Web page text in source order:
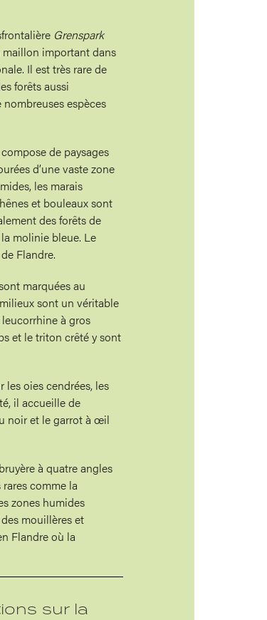
Grenspark
important dans
Il est très rare de
forêts aussi
espèces
de paysages
d’une vaste zone
les marais
et bouleaux sont
des forêts de
molinie bleue. Le
Flandre.
marquées au
sont un véritable
à gros
et le triton crêté y sont
les oies cendrées, les
il accueille de
noir et le garrot à œil
à quatre angles
comme la
zones humides
mouillères et
Flandre où la
sur la